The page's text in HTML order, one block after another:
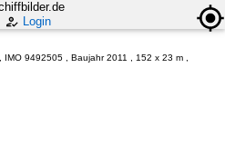
Login
9492505 , Baujahr 2011 , 152 x 23 m ,